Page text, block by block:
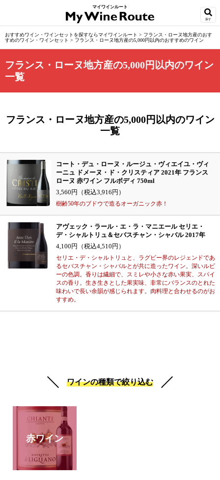
マイワインルート
探す
おすすめワイン・ワインセットを探すならマイワインルート > フランス・ローヌ地方産のおす
すめのワイン・ワインセット > フランス・ローヌ地方産の5,000円以内のおすすめのワイン
フランス・ローヌ地方産の5,000円以内のワイン
一覧
フランス・ローヌ地方産の5,000円以内のワイン
一覧
コート・デュ・ローヌ・ルージュ・ヴィエイユ・ヴィ
ーニュ ドメーヌ・ド・クリスティア 2021年 フランス
ローヌ 赤ワイン フルボディ 750ml
3,560円（税込3,916円）
樹齢50年のブドウで造るオーガニック赤！
アヴェック・ラール・エ・ラ・マニエール セリエ・
デ・シャルトリュ＆セバスチャン・シャバル 2017年
4,100円（税込4,510円）
セリエ・デ・シャルトリュと、ラグビー界のレジェンドであ
るセバスチャン・シャバルとが共に造ったワイン。深いルビ
ーの色調。香りは繊細で、スミレや小さな赤い果実、スパイ
スの香り。生き生きとした果実味、非常にバランスのとれた
味わいで長い余韻が感じられます。肉料理と合わせるのがお
すすめ。
ワインの種類で絞り込む
赤ワイン